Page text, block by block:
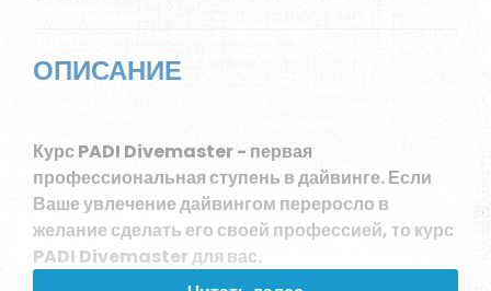
ОПИСАНИЕ
Курс PADI Divemaster - первая
профессиональная ступень в дайвинге. Если
Ваше увлечение дайвингом переросло в
желание сделать его своей профессией, то курс
PADI Divemaster для вас.